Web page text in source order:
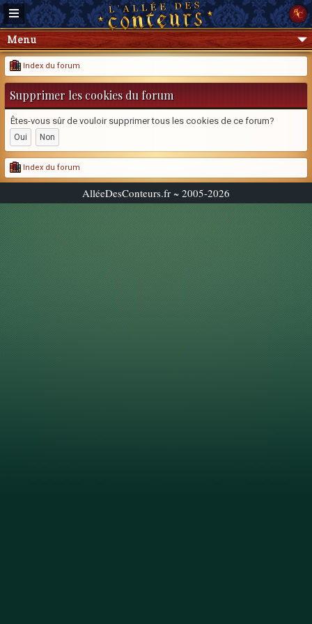
Menu
Index du forum
Supprimer les cookies du forum
Êtes-vous sûr de vouloir supprimer tous les cookies de ce forum?
Index du forum
AlléeDesConteurs.fr ~ 2005-2026